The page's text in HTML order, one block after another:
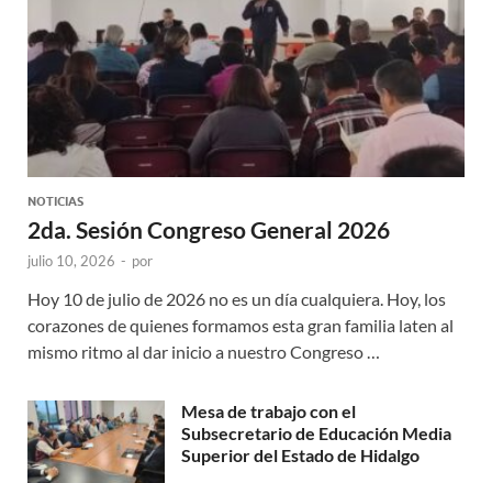
NOTICIAS
2da. Sesión Congreso General 2026
julio 10, 2026 - por
Hoy 10 de julio de 2026 no es un día cualquiera. Hoy, los
corazones de quienes formamos esta gran familia laten al
mismo ritmo al dar inicio a nuestro Congreso …
Mesa de trabajo con el
Subsecretario de Educación Media
Superior del Estado de Hidalgo